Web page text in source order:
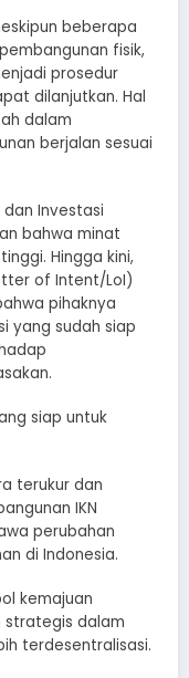
beberapa
fisik,
prosedur
dilanjutkan. Hal
dalam
berjalan sesuai
dan Investasi
bahwa minat
Hingga kini,
of Intent/LoI)
pihaknya
yang sudah siap
siap untuk
terukur dan
IKN
perubahan
di Indonesia.
kemajuan
strategis dalam
terdesentralisasi.